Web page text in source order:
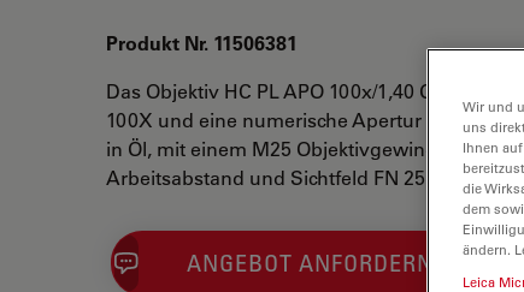
Produkt Nr. 11506381
Das Objektiv HC PL APO 100x/1,40 OIL PH3
100X und eine numerische Apertur von 1,4.
in Öl, mit einem M25 Objektivgewinde mit
Arbeitsabstand und Sichtfeld FN 25.
ANGEBOT ANFORDERN
Wir und
uns
Ihnen
die
dem
ändern.
Leica